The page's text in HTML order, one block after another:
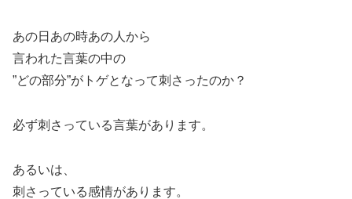
あの日あの時あの人から
言われた言葉の中の
”どの部分”がトゲとなって刺さったのか？
必ず刺さっている言葉があります。
あるいは、
刺さっている感情があります。